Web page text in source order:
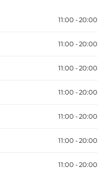
11:00 - 20:00
11:00 - 20:00
11:00 - 20:00
11:00 - 20:00
11:00 - 20:00
11:00 - 20:00
11:00 - 20:00